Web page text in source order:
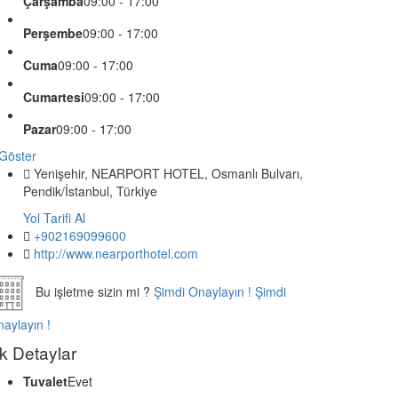
Perşembe09:00 - 17:00
Cuma09:00 - 17:00
Cumartesi09:00 - 17:00
Pazar09:00 - 17:00
Yenişehir, NEARPORT HOTEL, Osmanlı Bulvarı,
Pendik/İstanbul, Türkiye
Yol Tarifi Al
+902169099600
http://www.nearporthotel.com
Bu işletme sizin mi ? Şimdi Onaylayın ! Şimdi
!
Detaylar
TuvaletEvet